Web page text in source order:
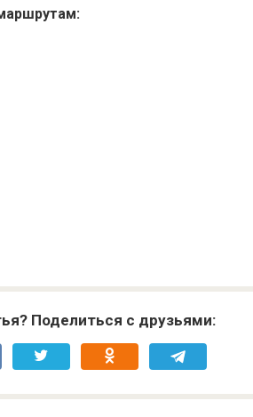
Поделиться с друзьями: